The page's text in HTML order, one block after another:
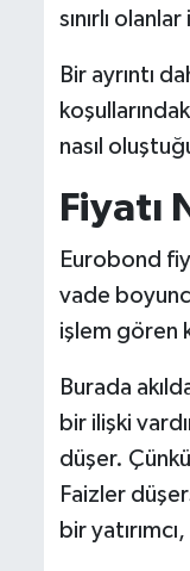
sınırlı
Bir ayrıntı
nasıl
Fiyatı
Eurobond
vade
işlem gören
Burada
bir ilişki
düşer.
Faizler
bir